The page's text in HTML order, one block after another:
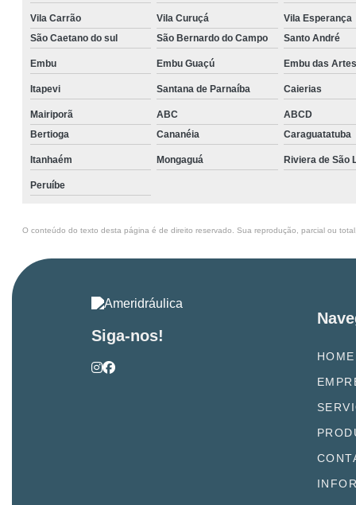
Vila Carrão Vila Curuçá Vila Esperança
São Caetano do sul
São Bernardo do Campo Santo André
Embu Embu Guaçú Embu das Artes
Itapevi Santana de Parnaíba Caierias
Mairiporã ABC
ABCD
Bertioga
Cananéia Caraguatatuba
Itanhaém Mongaguá Riviera de São
Peruíbe
O conteúdo do texto desta página é de direito reservado. Sua reprodução, parcial ou
Siga-nos!
HOME